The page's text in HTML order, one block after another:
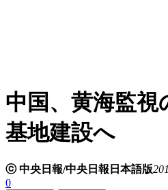
中国、黄海監視
基地建設へ
ⓒ 中央日報/中央日報日本語版
0